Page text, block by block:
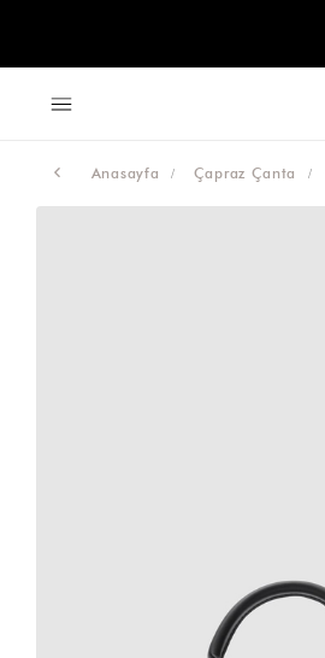
Anasayfa Çapraz Çanta